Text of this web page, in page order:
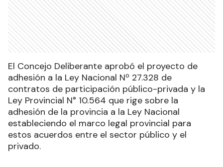
El Concejo Deliberante aprobó el proyecto de
adhesión a la Ley Nacional Nº 27.328 de
contratos de participación público-privada y la
Ley Provincial N° 10.564 que rige sobre la
adhesión de la provincia a la Ley Nacional
estableciendo el marco legal provincial para
estos acuerdos entre el sector público y el
privado.